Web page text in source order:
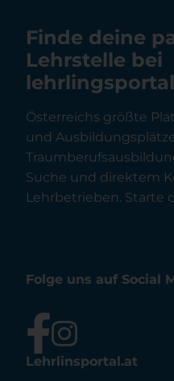
Finde deine
Lehrstelle bei
Österreichs größte
und
Suche und direktem
Lehrbetrieben. Starte
Folge uns auf Social
Lehrlinsportal.at